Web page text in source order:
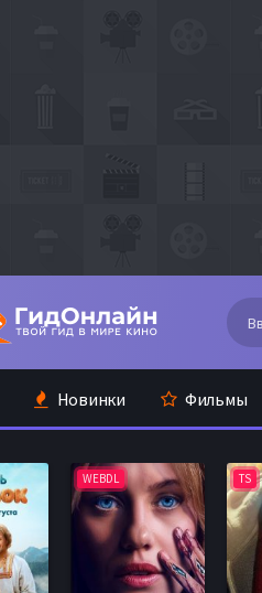
Новинки Фильмы
WEBDL TS